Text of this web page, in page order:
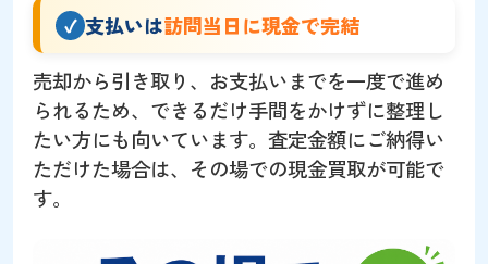
支払いは訪問当日に現金で完結
売却から引き取り、お支払いまでを一度で進め
られるため、できるだけ手間をかけずに整理し
たい方にも向いています。査定金額にご納得い
ただけた場合は、その場での現金買取が可能で
す。